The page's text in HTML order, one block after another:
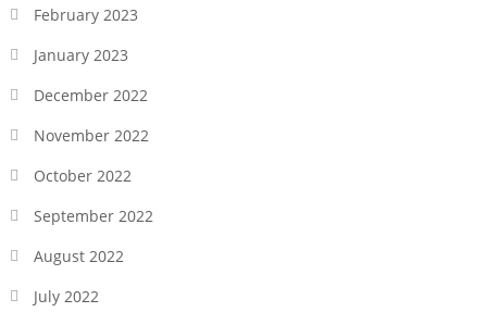
February 2023
January 2023
December 2022
November 2022
October 2022
September 2022
August 2022
July 2022